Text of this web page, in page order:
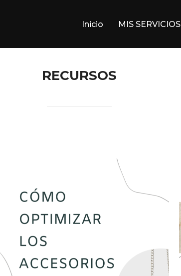
Inicio MIS SERVICIOS
RECURSOS